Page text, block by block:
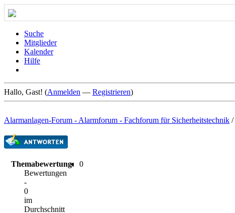
Suche
Mitglieder
Kalender
Hilfe
Hallo, Gast! (Anmelden — Registrieren)
Alarmanlagen-Forum - Alarmforum - Fachforum für Sicherheitstechnik /
Themabewertung:
0
Bewertungen
-
0
im
Durchschnitt